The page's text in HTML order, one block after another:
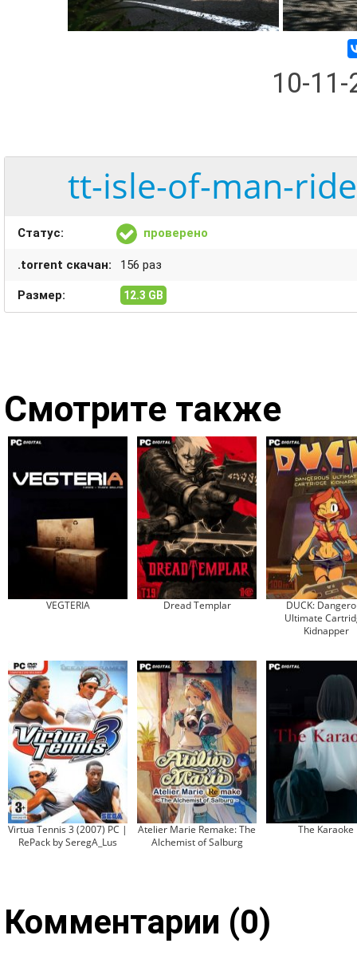
10-
tt-isle-of-man-
Статус: проверено
.torrent скачан: 156 раз
Размер: 12.3 GB
Смотрите также
VEGTERIA Dread Templar
DUCK:
Ultimate
Kidnapper
Virtua Tennis 3 (2007) PC |
RePack by SeregA_Lus
Atelier Marie Remake: The
Alchemist of Salburg
The Karaoke
Комментарии (0)